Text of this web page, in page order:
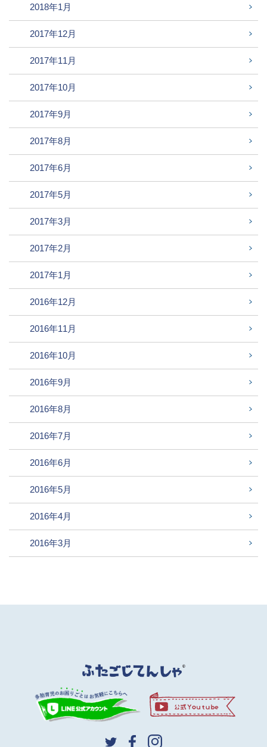
2018年1月
2017年12月
2017年11月
2017年10月
2017年9月
2017年8月
2017年6月
2017年5月
2017年3月
2017年2月
2017年1月
2016年12月
2016年11月
2016年10月
2016年9月
2016年8月
2016年7月
2016年6月
2016年5月
2016年4月
2016年3月